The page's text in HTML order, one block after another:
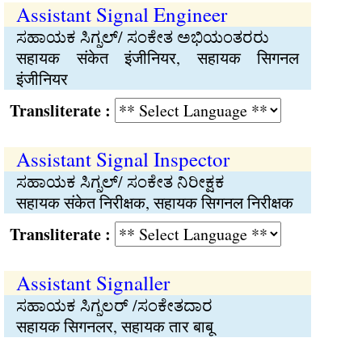
Assistant Signal Engineer
ಸಹಾಯಕ ಸಿಗ್ನಲ್/ ಸಂಕೇತ ಅಭಿಯಂತರರು
सहायक संकेत इंजीनियर, सहायक सिगनल
इंजीनियर
:
Assistant Signal Inspector
ಸಹಾಯಕ ಸಿಗ್ನಲ್/ ಸಂಕೇತ ನಿರೀಕ್ಷಕ
सहायक संकेत निरीक्षक, सहायक सिगनल निरीक्षक
:
Assistant Signaller
ಸಹಾಯಕ ಸಿಗ್ನಲರ್ /ಸಂಕೇತದಾರ
सहायक सिगनलर, सहायक तार बाबू